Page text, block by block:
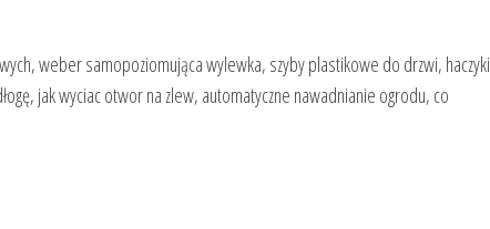
weber samopoziomująca wylewka, szyby plastikowe do drzwi, haczyki
jak wyciac otwor na zlew, automatyczne nawadnianie ogrodu, co